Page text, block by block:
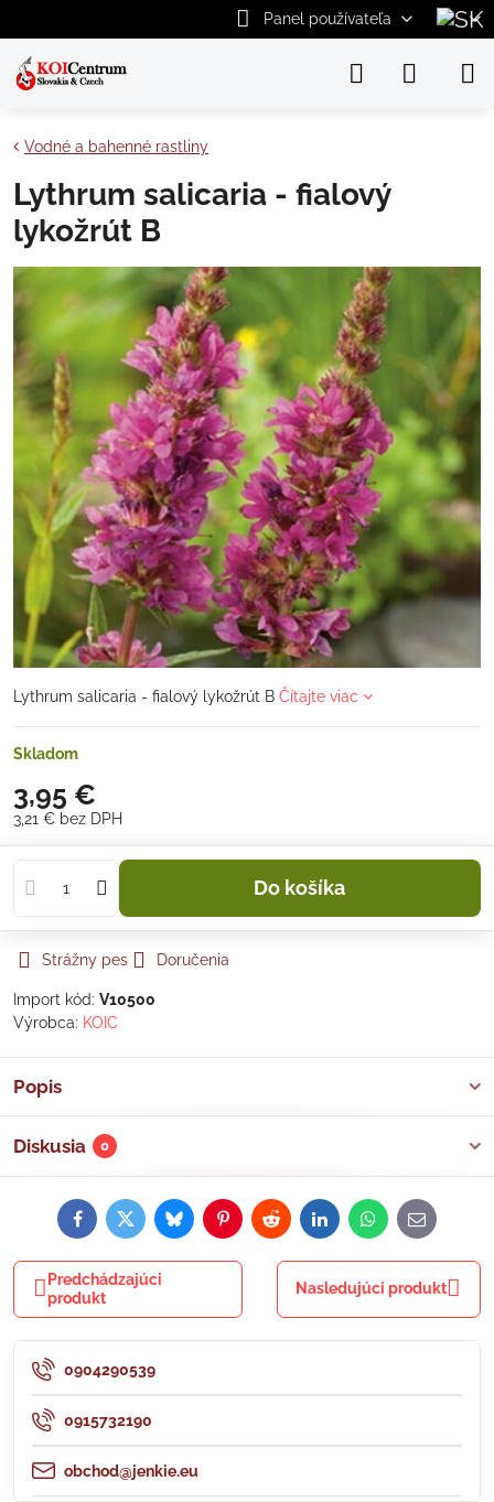
Panel používateľa
Vodné a bahenné rastliny
Lythrum salicaria - fialový
lykožrút B
Lythrum salicaria - fialový lykožrút B Čítajte viac
Skladom
3,95 €
3,21 € bez DPH
Do košíka
Strážny pes Doručenia
Import kód: V10500
Výrobca: KOIC
Popis
Diskusia 0
FacebookTwitterBlueskyPinterestRedditLinkedInWhatsApp
E-
mail
Predchádzajúci
produkt
Nasledujúci produkt
0904290539
0915732190
obchod@jenkie.eu